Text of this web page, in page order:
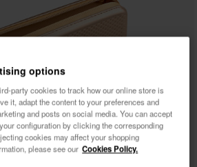
options
party cookies to track how our online store is
it, adapt the content to your preferences and
and posts on social media. You can accept
configuration by clicking the corresponding
cookies may affect your shopping
please see our Cookies Policy.